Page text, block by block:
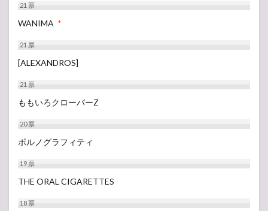
21票
WANIMA *
21票
[ALEXANDROS]
21票
ももいろクローバーZ
20票
ポルノグラフィティ
19票
THE ORAL CIGARETTES
18票